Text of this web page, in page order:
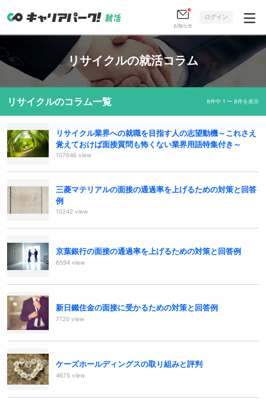
お知らせ
ログイン
リサイクルの就活コラム
リサイクルのコラム一覧 8件中 1 〜 8件を表示
リサイクル業界への就職を目指す人の志望動機～これさえ
覚えておけば面接質問も怖くない業界用語特集付き～
107646 view
三菱マテリアルの面接の通過率を上げるための対策と回答
例
10242 view
京葉銀行の面接の通過率を上げるための対策と回答例
6594 view
新日鐵住金の面接に受かるための対策と回答例
7120 view
ケーズホールディングスの取り組みと評判
4675 view